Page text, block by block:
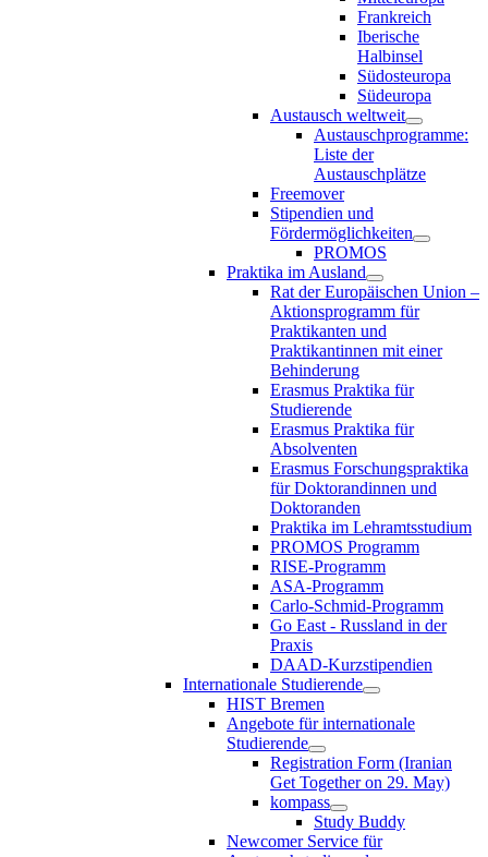
Frankreich
Iberische
Halbinsel
Südosteuropa
Südeuropa
Austausch weltweit
Austauschprogramme:
Liste der
Austauschplätze
Freemover
Stipendien und
Fördermöglichkeiten
PROMOS
Praktika im Ausland
Rat der Europäischen Union –
Aktionsprogramm für
Praktikanten und
Praktikantinnen mit einer
Behinderung
Erasmus Praktika für
Studierende
Erasmus Praktika für
Absolventen
Erasmus Forschungspraktika
für Doktorandinnen und
Doktoranden
Praktika im Lehramtsstudium
PROMOS Programm
RISE-Programm
ASA-Programm
Carlo-Schmid-Programm
Go East - Russland in der
Praxis
DAAD-Kurzstipendien
Internationale Studierende
HIST Bremen
Angebote für internationale
Studierende
Registration Form (Iranian
Get Together on 29. May)
kompass
Study Buddy
Newcomer Service für